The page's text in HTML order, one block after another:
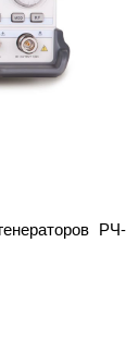
РЧ-